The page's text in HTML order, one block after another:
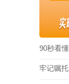
90秒看